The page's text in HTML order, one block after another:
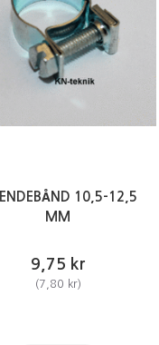
10,5-12,5
MM
9,75 kr
(7,80 kr)